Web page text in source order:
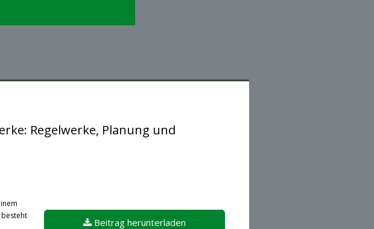
Regelwerke, Planung und
besteht
Beitrag herunterladen